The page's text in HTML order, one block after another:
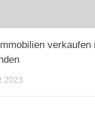
verkaufen
2023